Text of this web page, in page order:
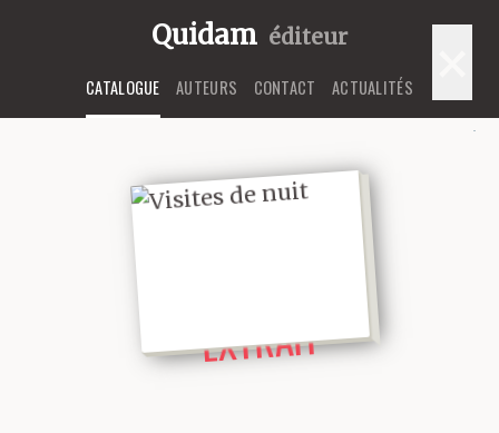
Quidam éditeur
CATALOGUE AUTEURS CONTACT ACTUALITÉS
EXTRAIT